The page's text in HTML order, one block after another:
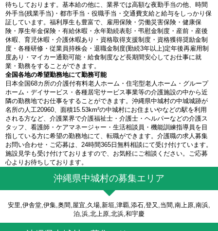
待ちしております。基本給の他に、業界では高額な夜勤手当の他、時間
外手当(残業手当)・都市手当・役職手当・交通費支給と給与をしっかり保
証しています。福利厚生も豊富で、雇用保険・労働災害保険・健康保
険・厚生年金保険・有給休暇・永年勤続表彰・弔慰金制度・産前・産後
休暇、育児休暇・介護休暇あり・資格取得支援制度・資格獲得奨励金制
度・各種研修・従業員持株会・退職金制度(勤続3年以上)定年後再雇用制
度あり・マイカー通勤可能・給食制度など長期間安心してお仕事に就
業・勤務をすることができます。
全国各地の希望勤務地にて勤務可能
日本全国68カ所の介護付有料老人ホーム・住宅型老人ホーム・グループ
ホーム・デイサービス・各種居宅サービス事業等の介護施設の中から近
隣の勤務地でお仕事をすることができます。沖縄県中城村の中城城跡が
名所の人工20960、面積15.53km²の中城村にお住まいやなどの駅を利用
される方など、介護業界で介護福祉士・介護士・ヘルパーなどの介護ス
タッフ、看護師・ケアマネージャー・生活相談員・機能訓練指導員を目
指している方に希望の勤務地にて、転職ができます。介護職の求人募集
お問い合わせ・ご応募は、24時間365日無料相談にて受け付けています。
施設見学も受け付けておりますので、お気軽にご相談ください。ご応募
心よりお待ちしております。
沖縄県中城村の募集エリア
安里,伊舎堂,伊集,奥間,屋宜,久場,新垣,津覇,添石,登又,当間,南上原,南浜,
泊,浜,北上原,北浜,和宇慶